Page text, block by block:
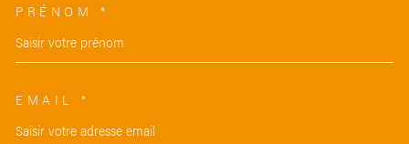
PRÉNOM *
EMAIL *